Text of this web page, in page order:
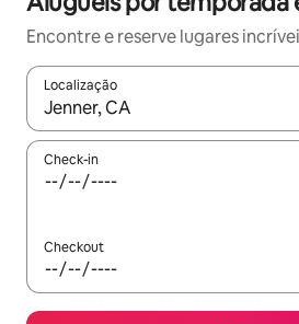
Encontre e reserve lugares
Localização
Quando os resultados estiverem
Check-in
Checkout